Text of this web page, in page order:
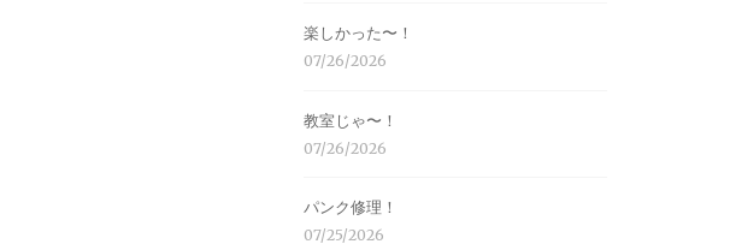
楽しかった〜！
07/26/2026
教室じゃ〜！
07/26/2026
パンク修理！
07/25/2026